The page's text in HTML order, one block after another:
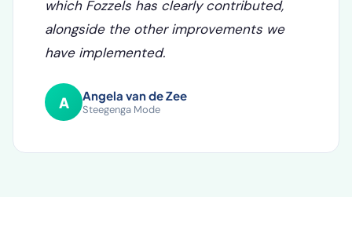
growth for two consecutive years, to
which Fozzels has clearly contributed,
alongside the other improvements we
have implemented.